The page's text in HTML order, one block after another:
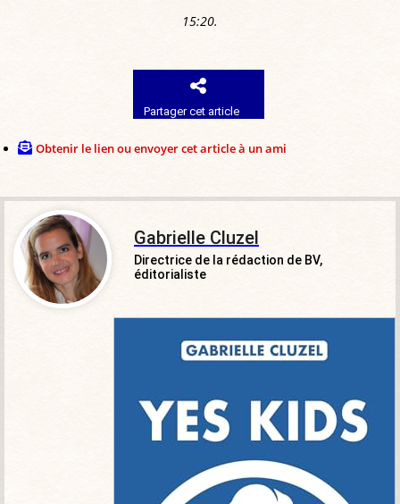
15:20.
Partager cet article
Obtenir le lien ou envoyer cet article à un ami
Gabrielle Cluzel
Directrice de la rédaction de BV,
éditorialiste